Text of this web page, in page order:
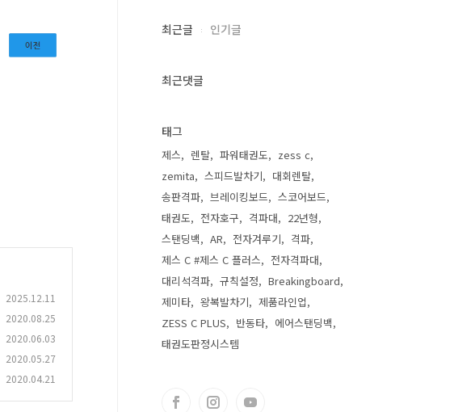
2025.12.11
2020.08.25
2020.06.03
2020.05.27
2020.04.21
최근글 인기글
최근댓글
태그
제스 렌탈 파워태권도
zess c
zemita
스피드발차기
대회렌탈
송판격파
브레이킹보드
스코어보드
태권도
전자호구 격파대
22년형
스탠딩백
AR 전자겨루기
격파
제스 C #제스 C 플러스
전자격파대
대리석격파
규칙설정
Breakingboard
제미타
왕복발차기
제품라인업
ZESS C PLUS
반동타
에어스탠딩백
태권도판정시스템